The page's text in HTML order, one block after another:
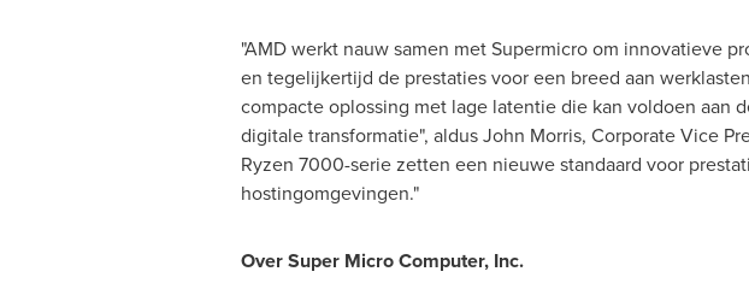
"AMD werkt nauw samen met Supermicro om innovatieve
en tegelijkertijd de prestaties voor een breed aan
compacte oplossing met lage latentie die kan voldoen aan
digitale transformatie", aldusJohn Morris, Corporate Vice
Ryzen 7000-serie zetten een nieuwe standaard voor
hostingomgevingen."
Over Super Micro Computer, Inc.